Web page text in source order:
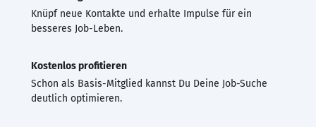
Knüpf neue Kontakte und erhalte Impulse für ein
besseres Job-Leben.
Kostenlos profitieren
Schon als Basis-Mitglied kannst Du Deine Job-Suche
deutlich optimieren.